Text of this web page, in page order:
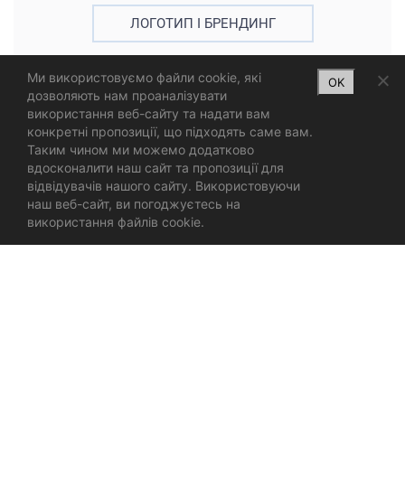
ЛОГОТИП І БРЕНДИНГ
Ми використовуємо файли cookie, які
дозволяють нам проаналізувати
використання веб-сайту та надати вам
конкретні пропозиції, що підходять саме вам.
Таким чином ми можемо додатково
вдосконалити наш сайт та пропозиції для
відвідувачів нашого сайту. Використовуючи
наш веб-сайт, ви погоджуєтесь на
використання файлів cookie.
OK